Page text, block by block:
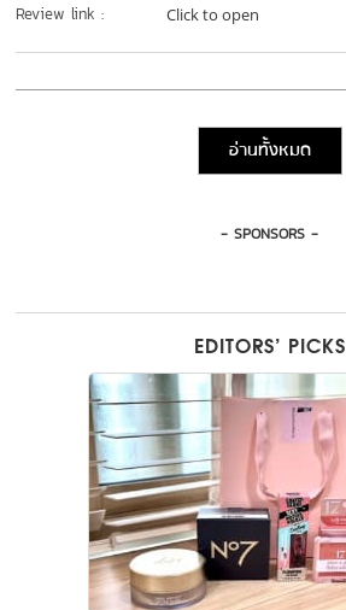
Review link : Click to open
อ่านทั้งหมด
- SPONSORS -
EDITORS’ PICKS